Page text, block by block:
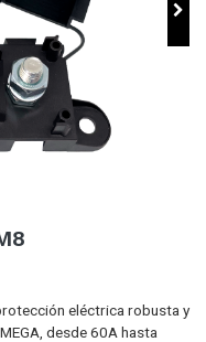
eléctrica robusta y
desde 60A hasta